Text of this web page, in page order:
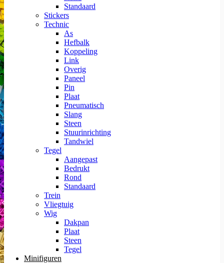
Standaard
Stickers
Technic
As
Hefbalk
Koppeling
Link
Overig
Paneel
Pin
Plaat
Pneumatisch
Slang
Steen
Stuurinrichting
Tandwiel
Tegel
Aangepast
Bedrukt
Rond
Standaard
Trein
Vliegtuig
Wig
Dakpan
Plaat
Steen
Tegel
Minifiguren